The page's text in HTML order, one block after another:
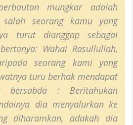
mungkar adalah
salah seorang kamu yang
turut dianggap sebagai
Wahai Rasullullah,
seorang kami yang
turu berhak mendapat
bersabda : Beritahukan
dia menyalurkan ke
diharamkan, adakah dia